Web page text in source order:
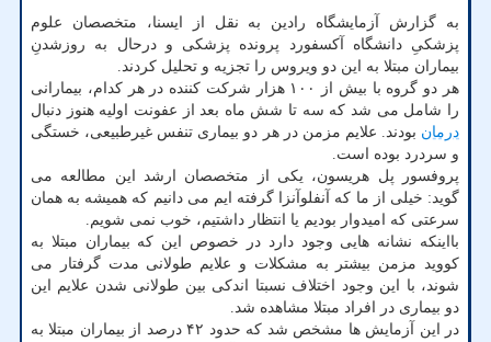
به گزارش آزمایشگاه رادین به نقل از ایسنا، متخصصان علوم
پزشکیِ دانشگاه آکسفورد پرونده پزشکی و درحال به روزشدنِ
بیماران مبتلا به این دو ویروس را تجزیه و تحلیل کردند.
هر دو گروه با بیش از ۱۰۰ هزار شرکت کننده در هر کدام، بیمارانی
را شامل می شد که سه تا شش ماه بعد از عفونت اولیه هنوز دنبال
درمان بودند. علایم مزمن در هر دو بیماری تنفس غیرطبیعی، خستگی
و سردرد بوده است.
پروفسور پل هریسون، یکی از متخصصان ارشد این مطالعه می
گوید: خیلی از ما که آنفلوآنزا گرفته ایم می دانیم که همیشه به همان
سرعتی که امیدوار بودیم یا انتظار داشتیم، خوب نمی شویم.
بااینکه نشانه هایی وجود دارد در خصوص این که بیماران مبتلا به
کووید مزمن بیشتر به مشکلات و علایم طولانی مدت گرفتار می
شوند، با این وجود اختلاف نسبتا اندکی بین طولانی شدن علایم این
دو بیماری در افراد مبتلا مشاهده شد.
در این آزمایش ها مشخص شد که حدود ۴۲ درصد از بیماران مبتلا به